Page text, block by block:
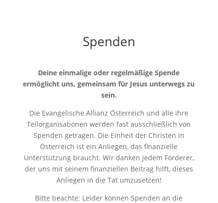
Spenden
Deine einmalige oder regelmäßige Spende
ermöglicht uns, gemeinsam für Jesus unterwegs zu
sein.
Die Evangelische Allianz Österreich und alle ihre
Teilorganisationen werden fast ausschließlich von
Spenden getragen. Die Einheit der Christen in
Österreich ist ein Anliegen, das finanzielle
Unterstützung braucht. Wir danken jedem Förderer,
der uns mit seinem finanziellen Beitrag hilft, dieses
Anliegen in die Tat umzusetzen!
Bitte beachte: Leider können Spenden an die